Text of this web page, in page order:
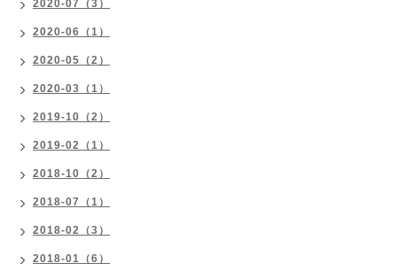
2020-07（3）
2020-06（1）
2020-05（2）
2020-03（1）
2019-10（2）
2019-02（1）
2018-10（2）
2018-07（1）
2018-02（3）
2018-01（6）